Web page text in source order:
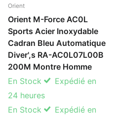
Orient
Orient M-Force AC0L
Sports Acier Inoxydable
Cadran Bleu Automatique
Diver',s RA-AC0L07L00B
200M Montre Homme
En Stock
Expédié en
24 heures
En Stock
Expédié en